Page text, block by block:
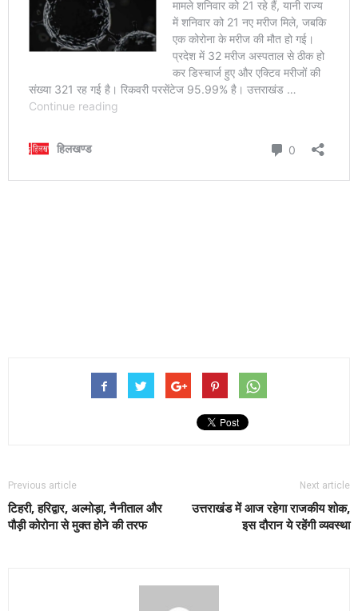
Previous article
टिहरी, हरिद्वार, अल्मोड़ा, नैनीताल और
पौड़ी कोरोना से मुक्त होने की तरफ
Next article
उत्तराखंड में आज रहेगा राजकीय शोक,
इस दौरान ये रहेंगी व्यवस्था